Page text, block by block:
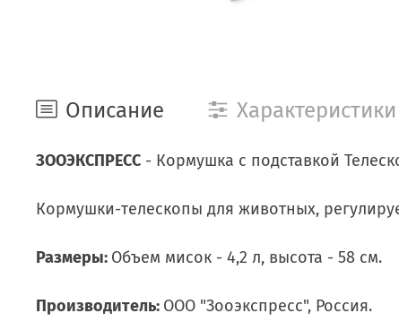
Описание Характеристики
ЗООЭКСПРЕСС - Кормушка с подставкой
Кормушки-телескопы для животных,
Размеры: Объем мисок - 4,2 л, высота - 58 см.
Производитель: ООО "Зооэкспресс", Россия.